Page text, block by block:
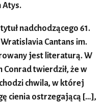
Atys.
nadchodzącego 61.
Cantans im.
jest literaturą. W
twierdził, że w
chwila, w której
cienia ostrzegającą […],